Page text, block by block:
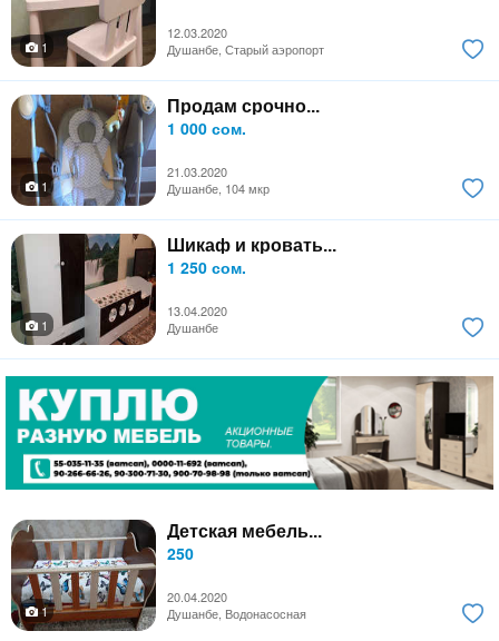
12.03.2020
1
Душанбе, Старый аэропорт
Продам срочно...
1 000 сом.
21.03.2020
1
Душанбе, 104 мкр
Шикаф и кровать...
1 250 сом.
13.04.2020
1
Душанбе
Детская мебель...
250
20.04.2020
1
Душанбе, Водонасосная